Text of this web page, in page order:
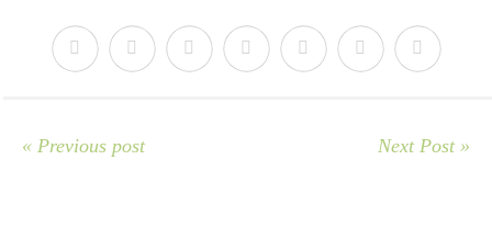
« Previous post Next Post »